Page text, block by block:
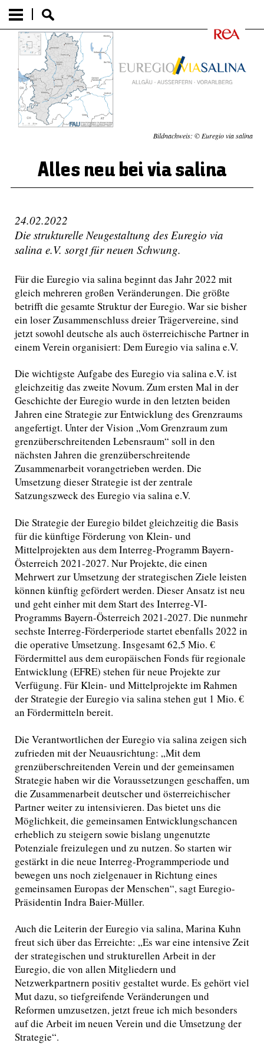
Bildnachweis: © Euregio via salina
Alles neu bei via salina
24.02.2022
Die strukturelle Neugestaltung des Euregio via
salina e.V. sorgt für neuen Schwung.
Für die Euregio via salina beginnt das Jahr 2022 mit
gleich mehreren großen Veränderungen. Die größte
betrifft die gesamte Struktur der Euregio. War sie bisher
ein loser Zusammenschluss dreier Trägervereine, sind
jetzt sowohl deutsche als auch österreichische Partner in
einem Verein organisiert: Dem Euregio via salina e.V.
Die wichtigste Aufgabe des Euregio via salina e.V. ist
gleichzeitig das zweite Novum. Zum ersten Mal in der
Geschichte der Euregio wurde in den letzten beiden
Jahren eine Strategie zur Entwicklung des Grenzraums
angefertigt. Unter der Vision „Vom Grenzraum zum
grenzüberschreitenden Lebensraum“ soll in den
nächsten Jahren die grenzüberschreitende
Zusammenarbeit vorangetrieben werden. Die
Umsetzung dieser Strategie ist der zentrale
Satzungszweck des Euregio via salina e.V.
Die Strategie der Euregio bildet gleichzeitig die Basis
für die künftige Förderung von Klein- und
Mittelprojekten aus dem Interreg-Programm Bayern-
Österreich 2021-2027. Nur Projekte, die einen
Mehrwert zur Umsetzung der strategischen Ziele leisten
können künftig gefördert werden. Dieser Ansatz ist neu
und geht einher mit dem Start des Interreg-VI-
Programms Bayern-Österreich 2021-2027. Die nunmehr
sechste Interreg-Förderperiode startet ebenfalls 2022 in
die operative Umsetzung. Insgesamt 62,5 Mio. €
Fördermittel aus dem europäischen Fonds für regionale
Entwicklung (EFRE) stehen für neue Projekte zur
Verfügung. Für Klein- und Mittelprojekte im Rahmen
der Strategie der Euregio via salina stehen gut 1 Mio. €
an Fördermitteln bereit.
Die Verantwortlichen der Euregio via salina zeigen sich
zufrieden mit der Neuausrichtung: „Mit dem
grenzüberschreitenden Verein und der gemeinsamen
Strategie haben wir die Voraussetzungen geschaffen, um
die Zusammenarbeit deutscher und österreichischer
Partner weiter zu intensivieren. Das bietet uns die
Möglichkeit, die gemeinsamen Entwicklungschancen
erheblich zu steigern sowie bislang ungenutzte
Potenziale freizulegen und zu nutzen. So starten wir
gestärkt in die neue Interreg-Programmperiode und
bewegen uns noch zielgenauer in Richtung eines
gemeinsamen Europas der Menschen“, sagt Euregio-
Präsidentin Indra Baier-Müller.
Auch die Leiterin der Euregio via salina, Marina Kuhn
freut sich über das Erreichte: „Es war eine intensive Zeit
der strategischen und strukturellen Arbeit in der
Euregio, die von allen Mitgliedern und
Netzwerkpartnern positiv gestaltet wurde. Es gehört viel
Mut dazu, so tiefgreifende Veränderungen und
Reformen umzusetzen, jetzt freue ich mich besonders
auf die Arbeit im neuen Verein und die Umsetzung der
Strategie“.